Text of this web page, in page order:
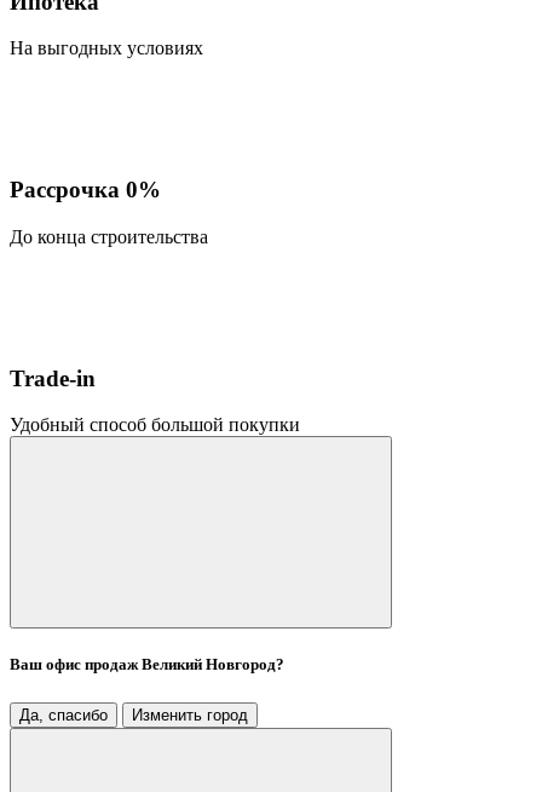
На выгодных условиях
Рассрочка 0%
До конца строительства
Trade-in
Удобный способ большой покупки
Ваш офис продажВеликий Новгород?
Да, спасибо Изменить город